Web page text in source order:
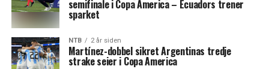
semifinale i Copa America – Ecuadors trener
sparket
NTB 2 år siden
Martínez-dobbel sikret Argentinas tredje
strake seier i Copa America